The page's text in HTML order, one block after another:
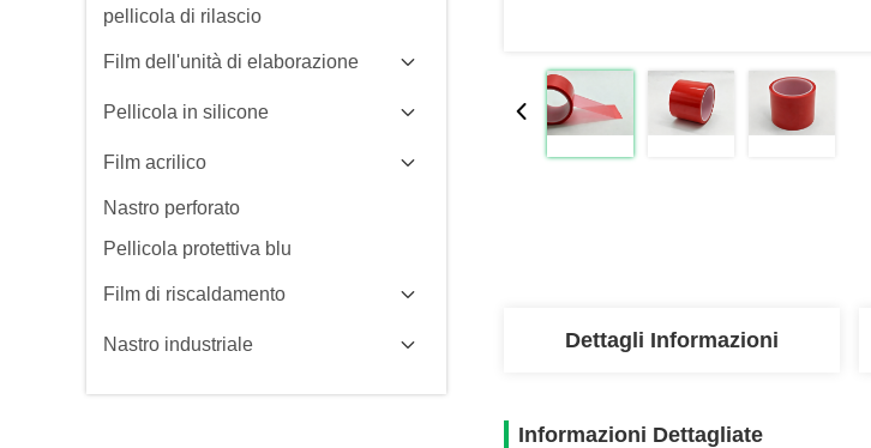
pellicola di rilascio
Film dell'unità di elaborazione
Pellicola in silicone
Film acrilico
Nastro perforato
Pellicola protettiva blu
Film di riscaldamento
Nastro industriale Dettagli Informazioni
Informazioni Dettagliate